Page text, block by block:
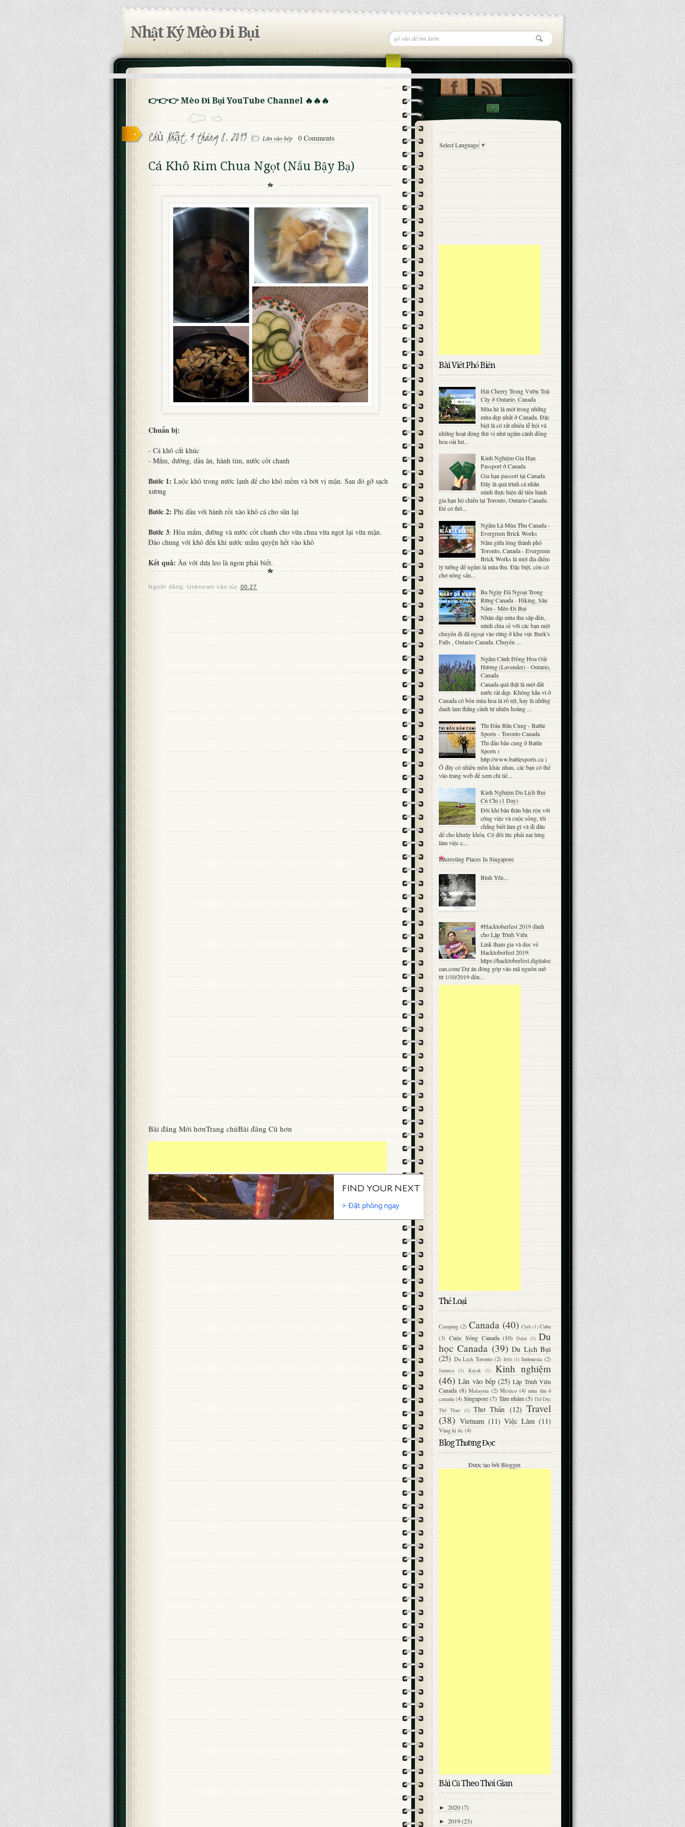
Nhật Ký Mèo Đi Bụi
👉👉👉 Mèo Đi Bụi YouTube Channel 🔥🔥🔥
Chủ Nhật, 4 tháng 8, 2013 Lăn vào bếp 0 Comments
Cá Khô Rim Chua Ngọt (Nấu Bậy Bạ)
Chuẩn bị:
- Cá khô cắt khúc
- Mắm, đường, dầu ăn, hành tím, nước cốt chanh
Bước 1: Luộc khô trong nước lạnh để cho khô mềm và bớt vị mặn. Sau đó gỡ sạch
xương
Bước 2: Phi dầu với hành rồi xào khô cá cho săn lại
Bước 3: Hòa mắm, đường và nước cốt chanh cho vừa chua vừa ngọt lại vừa mặn.
Đảo chung với khô đến khi nước mắm quyện hết vào khô
Kết quả: Ăn với dưa leo là ngon phải biết.
Người đăng: Unknown vào lúc 00:27
Bài đăng Mới hơn Bài đăng Cũ hơn
Trang chủ
Select Language ▼
Bài Viết Phổ Biến
Hái Cherry Trong Vườn Trái
Cây ở Ontario, Canada
Mùa hè là một trong những
mùa đẹp nhất ở Canada. Đặc
biệt là có rất nhiều lễ hội và
những hoạt động thú vị như ngắm cánh đồng
hoa oải hư...
Kinh Nghiệm Gia Hạn
Passport ở Canada
Gia hạn passort tại Canada
Đây là quá trình cá nhân
mình thực hiện để tiến hành
gia hạn hộ chiếu tại Toronto, Ontario Canada.
Để có thô...
Ngắm Lá Mùa Thu Canada -
Evergreen Brick Works
Nằm giữa lòng thành phố
Toronto, Canada - Evergreen
Brick Works là một địa điểm
lý tưởng để ngắm lá mùa thu. Đặc biệt, còn có
chợ nông sản...
Ba Ngày Dã Ngoại Trong
Rừng Canada - Hiking, Săn
Nấm - Mèo Đi Bụi
Nhân dịp mùa thu sắp đến,
mình chia sẻ với các bạn một
chuyến đi dã ngoại vào rừng ở khu vực Burk's
Falls , Ontario Canada. Chuyến ...
Ngắm Cánh Đồng Hoa Oải
Hương (Lavender) - Ontario,
Canada
Canada quả thật là một đất
nước rất đẹp. Không hẳn vì ở
Canada có bốn mùa hoa lá rõ rệt, hay là những
danh lam thắng cảnh tự nhiên hoàng ...
Thi Đấu Bắn Cung - Battle
Sports - Toronto Canada
Thi đấu bắn cung ở Battle
Sports (
http://www.battlesports.ca )
Ở đây có nhiều môn khác nhau, các bạn có thể
vào trang web để xem chi tiế...
Kinh Nghiệm Du Lịch Bụi
Củ Chi (1 Day)
Đôi khi bản thân bận rộn với
công việc và cuộc sống, tôi
chẳng biết làm gì và đi đâu
để cho khuây khỏa. Có đôi lúc phải nai lưng
làm việc c...
Interesting Places In Singapore
Bình Yên...
#Hacktoberfest 2019 dành
cho Lập Trình Viên
Link tham gia và đọc về
Hacktoberfest 2019:
https://hacktoberfest.digitaloc
ean.com/ Dự án đóng góp vào mã nguồn mở
từ 1/10/2019 đến...
Thể Loại
Camping (2) Canada (40) Club (1) Cuba
(3) Cuộc Sống Canada (10) Dalat (1) Du
học Canada (39) Du Lịch Bụi
(25) Du Lịch Toronto (2) Ietls (1) Indonesia (2)
Jamaica (1) Kayak (1)
Kinh nghiệm
(46) Lăn vào bếp (25) Lập Trình Viên
Canada (8) Malaysia (2) Mexico (4) mùa thu ở
canada (4) Singapore (7) Tám nhảm (5) Thể Dục
Thể Thao
(1) Thơ Thẩn (12) Travel
(38) Vietnam (11) Việc Làm (11)
Vùng kí ức (4)
Blog Thường Đọc
Được tạo bởiBlogger.
Bài Cũ Theo Thời Gian
► 2020(7)
► 2019(23)